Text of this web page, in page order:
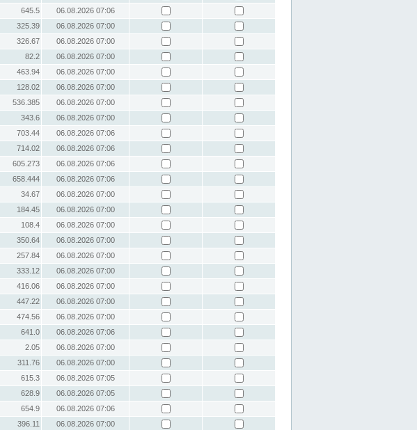
645.5
06.08.2026 07:06
325.39
06.08.2026 07:00
326.67
06.08.2026 07:00
82.2
06.08.2026 07:00
463.94
06.08.2026 07:00
128.02
06.08.2026 07:00
536.385
06.08.2026 07:00
343.6
06.08.2026 07:00
703.44
06.08.2026 07:06
714.02
06.08.2026 07:06
605.273
06.08.2026 07:06
658.444
06.08.2026 07:06
34.67
06.08.2026 07:00
184.45
06.08.2026 07:00
108.4
06.08.2026 07:00
350.64
06.08.2026 07:00
257.84
06.08.2026 07:00
333.12
06.08.2026 07:00
416.06
06.08.2026 07:00
447.22
06.08.2026 07:00
474.56
06.08.2026 07:00
641.0
06.08.2026 07:06
2.05
06.08.2026 07:00
311.76
06.08.2026 07:00
615.3
06.08.2026 07:05
628.9
06.08.2026 07:05
654.9
06.08.2026 07:06
396.11 06.08.2026 07:00